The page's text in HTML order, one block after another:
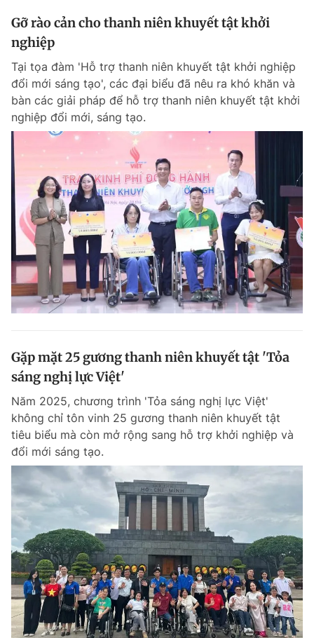
Gỡ rào cản cho thanh niên khuyết tật khởi
nghiệp
Tại tọa đàm 'Hỗ trợ thanh niên khuyết tật khởi nghiệp
đổi mới sáng tạo', các đại biểu đã nêu ra khó khăn và
bàn các giải pháp để hỗ trợ thanh niên khuyết tật khởi
nghiệp đổi mới, sáng tạo.
Gặp mặt 25 gương thanh niên khuyết tật 'Tỏa
sáng nghị lực Việt'
Năm 2025, chương trình 'Tỏa sáng nghị lực Việt'
không chỉ tôn vinh 25 gương thanh niên khuyết tật
tiêu biểu mà còn mở rộng sang hỗ trợ khởi nghiệp và
đổi mới sáng tạo.